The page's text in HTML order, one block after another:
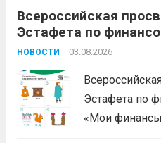
продолжается прием
обучающем проекте
ориентировано на
Всероссийская
Эстафета по
«Мои финансы»
НОВОСТИ 03.08.2026
Эстафета по
«Мои